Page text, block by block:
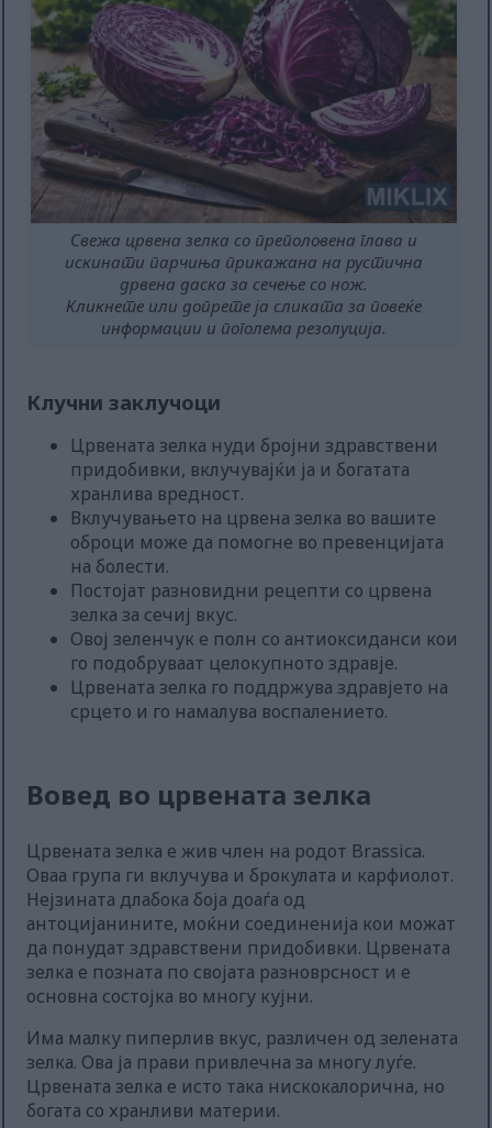
Свежа црвена зелка со преполовена глава и
искинати парчиња прикажана на рустична
дрвена даска за сечење со нож.
Кликнете или допрете ја сликата за повеќе
информации и поголема резолуција.
Клучни заклучоци
Црвената зелка нуди бројни здравствени
придобивки, вклучувајќи ја и богатата
хранлива вредност.
Вклучувањето на црвена зелка во вашите
оброци може да помогне во превенцијата
на болести.
Постојат разновидни рецепти со црвена
зелка за сечиј вкус.
Овој зеленчук е полн со антиоксиданси кои
го подобруваат целокупното здравје.
Црвената зелка го поддржува здравјето на
срцето и го намалува воспалението.
Вовед во црвената зелка
Црвената зелка е жив член на родот Brassica.
Оваа група ги вклучува и брокулата и карфиолот.
Нејзината длабока боја доаѓа од
антоцијанините, моќни соединенија кои можат
да понудат здравствени придобивки. Црвената
зелка е позната по својата разноврсност и е
основна состојка во многу кујни.
Има малку пиперлив вкус, различен од зелената
зелка. Ова ја прави привлечна за многу луѓе.
Црвената зелка е исто така нискокалорична, но
богата со хранливи материи.